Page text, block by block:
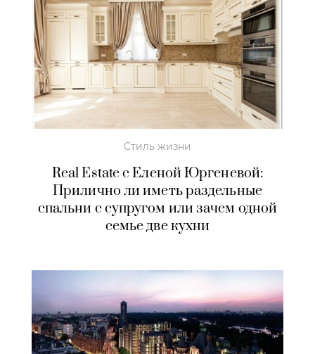
Стиль жизни
Real Estate с Еленой Юргеневой:
Прилично ли иметь раздельные
спальни с супругом или зачем одной
семье две кухни